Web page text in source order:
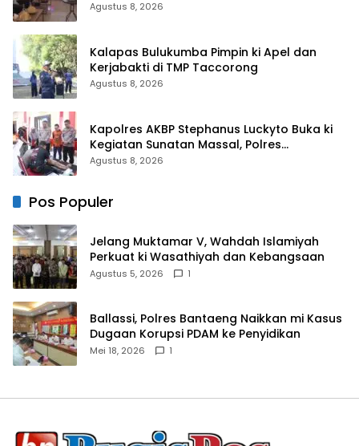
HUT Ke-1
Agustus 8, 2026
Kalapas Bulukumba Pimpin ki Apel dan
Kerjabakti di TMP Taccorong
Agustus 8, 2026
Kapolres AKBP Stephanus Luckyto Buka ki
Kegiatan Sunatan Massal, Polres
Bulukumba Kerjasama dengan Pemuda
Agustus 8, 2026
Pos Populer
Jelang Muktamar V, Wahdah Islamiyah
Perkuat ki Wasathiyah dan Kebangsaan
Agustus 5, 2026 1
Ballassi, Polres Bantaeng Naikkan mi Kasus
Dugaan Korupsi PDAM ke Penyidikan
Mei 18, 2026 1